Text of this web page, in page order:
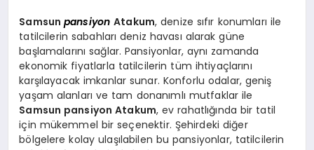
SamsunpansiyonAtakum, denize sıfır konumları ile
tatilcilerin sabahları deniz havası alarak güne
başlamalarını sağlar. Pansiyonlar, aynı zamanda
ekonomik fiyatlarla tatilcilerin tüm ihtiyaçlarını
karşılayacak imkanlar sunar. Konforlu odalar, geniş
yaşam alanları ve tam donanımlı mutfaklar ile
Samsun pansiyon Atakum, ev rahatlığında bir tatil
için mükemmel bir seçenektir. Şehirdeki diğer
bölgelere kolay ulaşılabilen bu pansiyonlar, tatilcilerin